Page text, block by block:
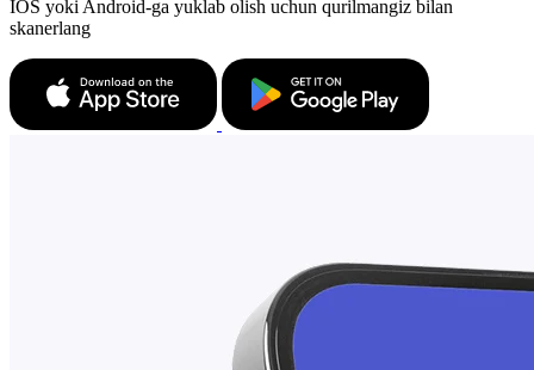
IOS yoki Android-ga yuklab olish uchun qurilmangiz bilan
skanerlang